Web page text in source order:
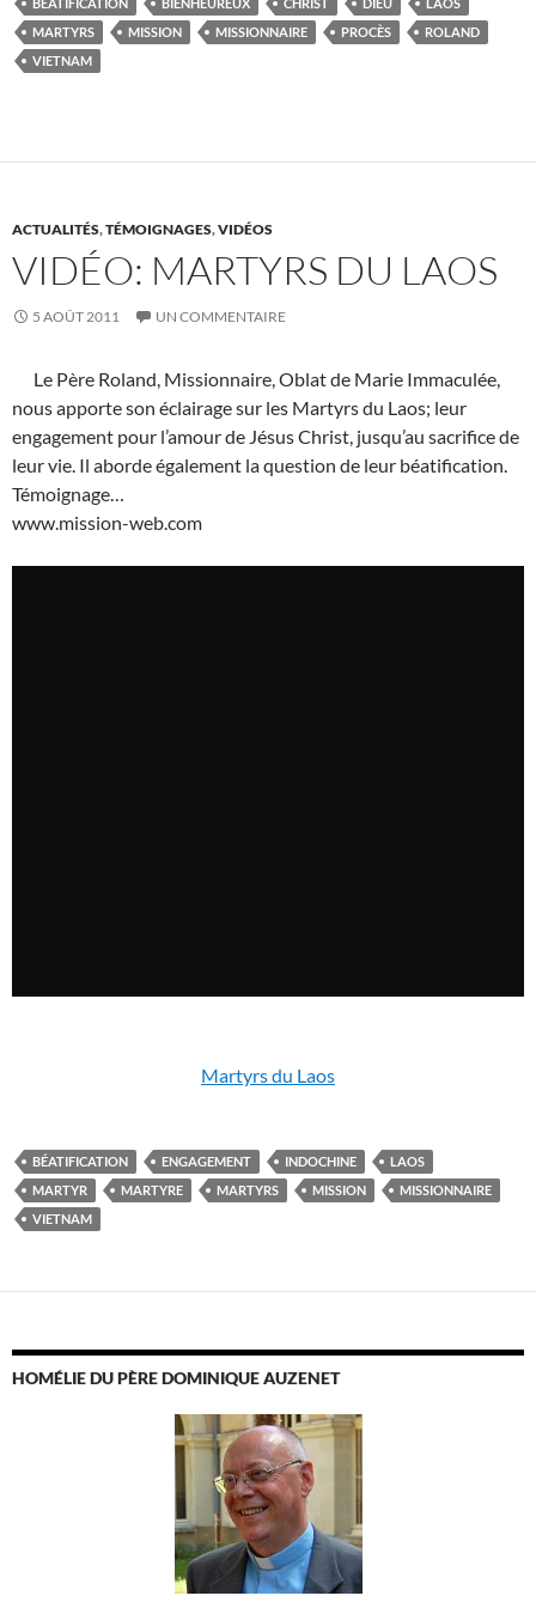
BÉATIFICATION BIENHEUREUX CHRIST DIEU
LAOS
MARTYRS
MISSION MISSIONNAIRE PROCÈS
ROLAND
VIETNAM
ACTUALITÉS,TÉMOIGNAGES,VIDÉOS
VIDÉO: MARTYRS DU LAOS
5 AOÛT 2011 UN COMMENTAIRE
Le Père Roland, Missionnaire, Oblat de Marie Immaculée,
nous apporte son éclairage sur les Martyrs du Laos; leur
engagement pour l’amour de Jésus Christ, jusqu’au sacrifice de
leur vie. Il aborde également la question de leur béatification.
Témoignage…
www.mission-web.com
Martyrs du Laos
BÉATIFICATION ENGAGEMENT INDOCHINE
LAOS
MARTYR
MARTYRE MARTYRS MISSION
MISSIONNAIRE
VIETNAM
HOMÉLIE DU PÈRE DOMINIQUE AUZENET